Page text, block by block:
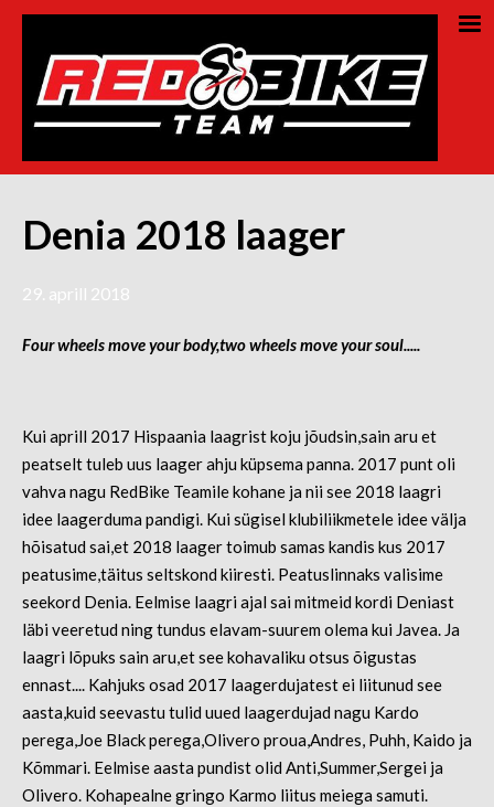
Denia 2018 laager
29. aprill 2018
Four wheels move your body,two wheels move your soul.....
Kui aprill 2017 Hispaania laagrist koju jõudsin,sain aru et
peatselt tuleb uus laager ahju küpsema panna. 2017 punt oli
vahva nagu RedBike Teamile kohane ja nii see 2018 laagri
idee laagerduma pandigi. Kui sügisel klubiliikmetele idee välja
hõisatud sai,et 2018 laager toimub samas kandis kus 2017
peatusime,täitus seltskond kiiresti. Peatuslinnaks valisime
seekord Denia. Eelmise laagri ajal sai mitmeid kordi Deniast
läbi veeretud ning tundus elavam-suurem olema kui Javea. Ja
laagri lõpuks sain aru,et see kohavaliku otsus õigustas
ennast.... Kahjuks osad 2017 laagerdujatest ei liitunud see
aasta,kuid seevastu tulid uued laagerdujad nagu Kardo
perega,Joe Black perega,Olivero proua,Andres, Puhh, Kaido ja
Kõmmari. Eelmise aasta pundist olid Anti,Summer,Sergei ja
Olivero. Kohapealne gringo Karmo liitus meiega samuti.